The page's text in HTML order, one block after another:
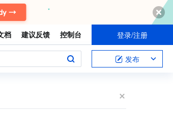
档 建议反馈 控制台 登录/注册
发布